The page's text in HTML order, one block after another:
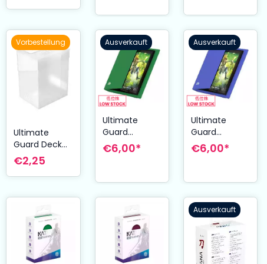
e Schwarz
Vorbestellung
Ultimate
Guard Deck
Case 80+
Standardgröß
e Transparent
€2,25
Ausverkauft
Ultimate
Guard
Flexxfolio 20 -
2-Pocket -
€6,00*
Ausverkauft
Ultimate
Guard
Flexxfolio 20 -
2-Pocket -
€6,00*
Ausverkauft